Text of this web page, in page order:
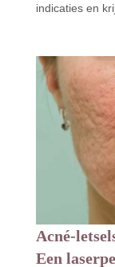
indicaties en
Acné-
Een